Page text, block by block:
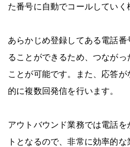
た番号に自動でコールしていく
あらかじめ登録してある電話
ることができるため、つなが
ことが可能です。また、応答
的に複数回発信を行います。
アウトバウンド業務では電話
トとなるので、非常に効率的な